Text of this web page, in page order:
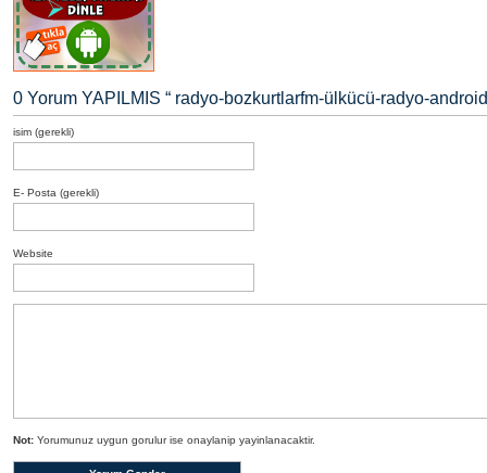
0 Yorum YAPILMIS “ radyo-bozkurtlarfm-ülkücü-radyo-
isim (gerekli)
E- Posta (gerekli)
Website
Not: Yorumunuz uygun gorulur ise onaylanip yayinlanacaktir.